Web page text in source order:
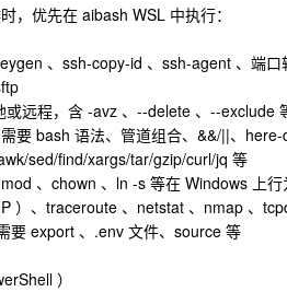
，优先在 aibash WSL 中执行：
、ssh-copy-id 、ssh-agent 、端口
远程，含 -avz 、--delete 、--exclude
要 bash 语法、管道组合、&&/||、
sed/find/xargs/tar/gzip/curl/jq 等
、chown 、ln -s 等在 Windows 上
）、traceroute 、netstat 、nmap 、
要 export 、.env 文件、source 等
）